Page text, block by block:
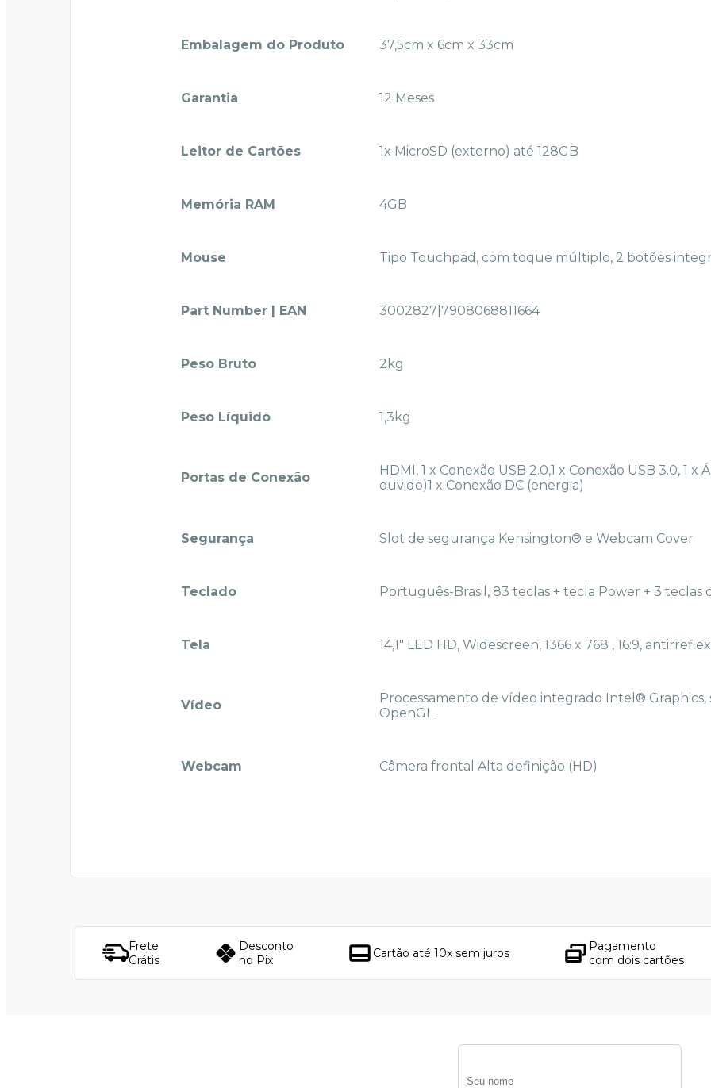
Embalagem do Produto 37,5cm x 6cm x 33cm
Garantia 12 Meses
Leitor de Cartões 1x MicroSD (externo) até 128GB
Memória RAM 4GB
Mouse Tipo Touchpad, com toque múltiplo, 2 botões
Part Number | EAN 3002827|7908068811664
Peso Bruto 2kg
Peso Líquido 1,3kg
Portas de Conexão
HDMI, 1 x Conexão USB 2.0,1 x Conexão USB 3.0, 1
ouvido)1 x Conexão DC (energia)
Segurança Slot de segurança Kensington® e Webcam Cover
Teclado Português-Brasil, 83 teclas + tecla Power + 3 teclas
Tela 14,1" LED HD, Widescreen, 1366 x 768 , 16:9,
Vídeo
Processamento de vídeo integrado Intel®
OpenGL
Webcam Câmera frontal Alta definição (HD)
Frete
Grátis
Desconto
no Pix
Cartão até 10x sem juros
Pagamento
com dois cartões